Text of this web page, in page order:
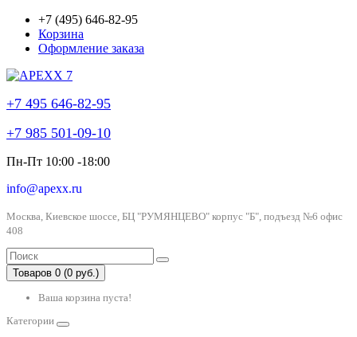
+7 (495) 646-82-95
Корзина
Оформление заказа
+7 495 646-82-95
+7 985 501-09-10
Пн-Пт 10:00 -18:00
info@apexx.ru
Москва, Киевское шоссе, БЦ "РУМЯНЦЕВО" корпус "Б", подъезд №6 офис
408
Товаров 0 (0 руб.)
Ваша корзина пуста!
Категории